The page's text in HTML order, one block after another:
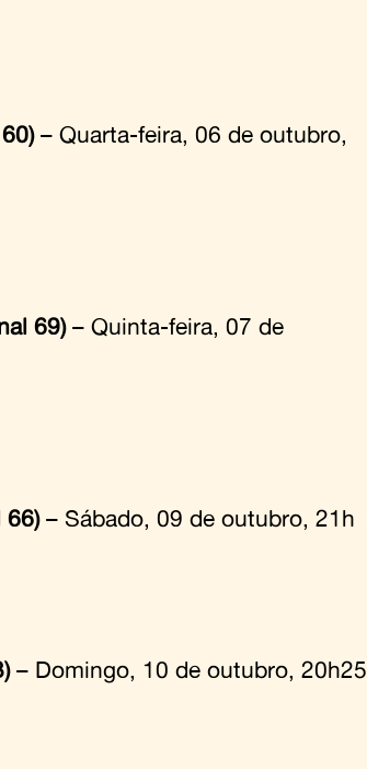
– Quarta-feira, 06 de outubro,
69)– Quinta-feira, 07 de
66)– Sábado, 09 de outubro, 21h
– Domingo, 10 de outubro, 20h25